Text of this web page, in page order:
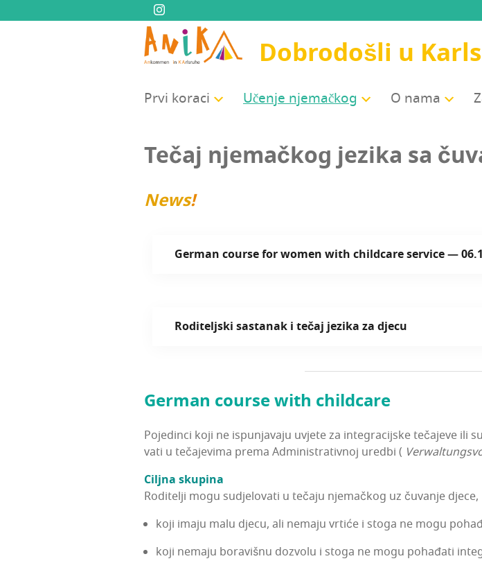
Dobrodošli u
Prvi kora­ci Uče­nje njemačkog O nama
Tečaj nje­mač­kog jezi­ka sa
News!
Ger­man cour­se for women with chil­d­ca­re ser­vi­ce —
Rodi­telj­ski sas­ta­nak i tečaj jezi­ka za djecu
Ger­man cour­se with childcare
Poje­din­ci koji ne ispu­nja­va­ju uvje­te za inte­gra­cij­ske teča­je­ve
va­ti u teča­je­vi­ma pre­ma Admi­nis­tra­tiv­noj ured­bi (
Cilj­na sku­pi­na
Rodi­te­lji mogu sudje­lo­va­ti u teča­ju nje­mač­kog uz čuva­nje djece,
koji ima­ju malu dje­cu, ali nema­ju vrti­će i sto­ga ne mogu
koji nema­ju bora­viš­nu dozvo­lu i sto­ga ne mogu poha­đa­ti